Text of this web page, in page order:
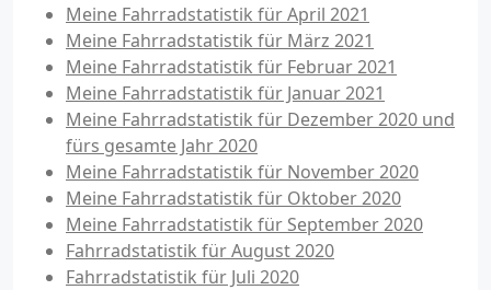
Meine Fahrradstatistik für April 2021
Meine Fahrradstatistik für März 2021
Meine Fahrradstatistik für Februar 2021
Meine Fahrradstatistik für Januar 2021
Meine Fahrradstatistik für Dezember 2020 und
fürs gesamte Jahr 2020
Meine Fahrradstatistik für November 2020
Meine Fahrradstatistik für Oktober 2020
Meine Fahrradstatistik für September 2020
Fahrradstatistik für August 2020
Fahrradstatistik für Juli 2020